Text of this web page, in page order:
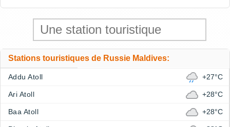
Stations touristiques de Russie Maldives:
Addu Atoll +27°C
Ari Atoll +28°C
Baa Atoll +28°C